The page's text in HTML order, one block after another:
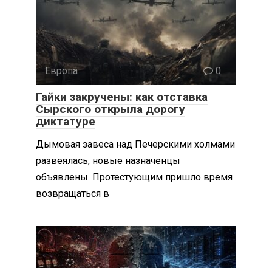
Европа 0
Гайки закручены: как отставка
Сырского открыла дорогу
диктатуре
Дымовая завеса над Печерскими холмами
развеялась, новые назначенцы
объявлены. Протестующим пришло время
возвращаться в